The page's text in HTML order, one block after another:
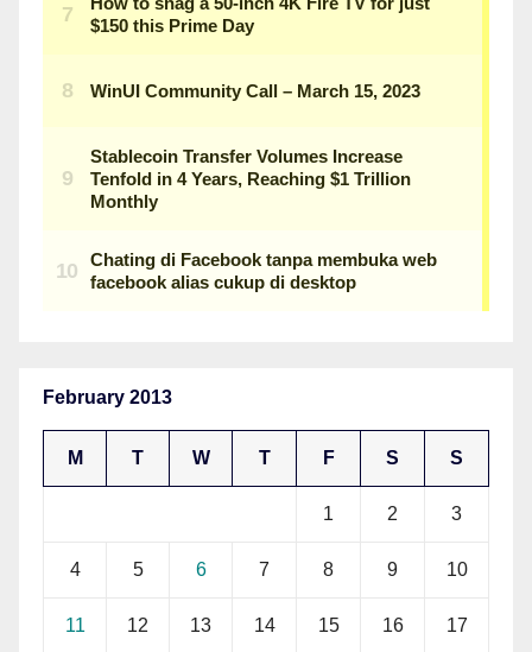
February 2013
M T W T F S S
1 2 3
4 5 6 7 8 9 10
11 12 13 14 15 16 17